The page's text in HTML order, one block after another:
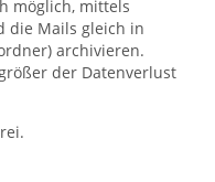
möglich, mittels
die Mails gleich in
archivieren.
der Datenverlust